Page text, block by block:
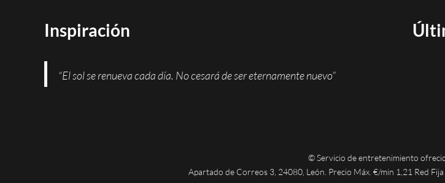
Inspiración
“El sol se renueva cada día. No cesará de ser eternamente nuevo”
© Servicio de entretenimiento
Apartado de Correos 3, 24080, León. Precio Máx. €/min 1,21 Red